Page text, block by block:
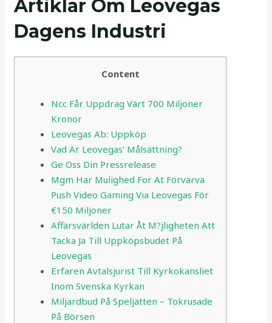
Artiklar Om Leovegas
Dagens Industri
Content
Ncc Får Uppdrag Värt 700 Miljoner
Kronor
Leovegas Ab: Uppköp
Vad Är Leovegas’ Målsättning?
Ge Oss Din Pressrelease
Mgm Har Mulighed For At Förvärva
Push Video Gaming Via Leovegas För
€150 Miljoner
Affärsvärlden Lutar Åt M?jligheten Att
Tacka Ja Till Uppköpsbudet På
Leovegas
Erfaren Avtalsjurist Till Kyrkokansliet
Inom Svenska Kyrkan
Miljardbud På Speljätten – Tokrusade
På Börsen